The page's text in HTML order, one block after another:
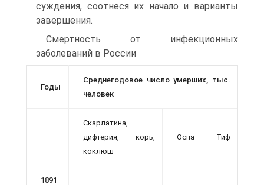
суждения, соотнеся их начало и варианты
завершения.
Смертность от инфекционных
заболеваний в России
Годы
Среднегодовое число умерших, тыс.
человек
Скарлатина,
дифтерия, корь,
коклюш
Оспа Тиф
1891